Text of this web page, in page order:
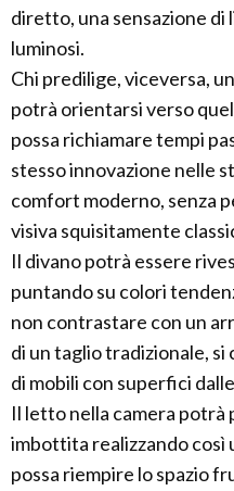
diretto, una sensazione di
luminosi.
Chi predilige, viceversa,
potrà orientarsi verso
possa richiamare tempi
stesso innovazione nelle
comfort moderno, senza
visiva squisitamente
Il divano potrà essere
puntando su colori
non contrastare con un
di un taglio tradizionale,
di mobili con superfici
Il letto nella camera
imbottita realizzando così
possa riempire lo spazio